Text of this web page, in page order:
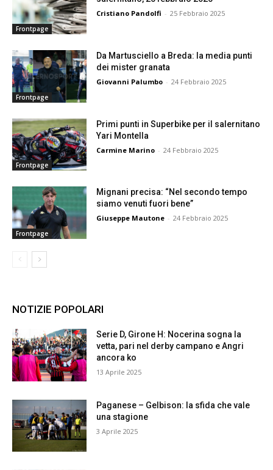
Frontpage
Cristiano Pandolfi - 25 Febbraio 2025
Frontpage
Da Martusciello a Breda: la media punti
dei mister granata
Giovanni Palumbo - 24 Febbraio 2025
Frontpage
Primi punti in Superbike per il salernitano
Yari Montella
Carmine Marino - 24 Febbraio 2025
Frontpage
Mignani precisa: “Nel secondo tempo
siamo venuti fuori bene”
Giuseppe Mautone - 24 Febbraio 2025
NOTIZIE POPOLARI
Serie D, Girone H: Nocerina sogna la
vetta, pari nel derby campano e Angri
ancora ko
13 Aprile 2025
Paganese – Gelbison: la sfida che vale
una stagione
3 Aprile 2025